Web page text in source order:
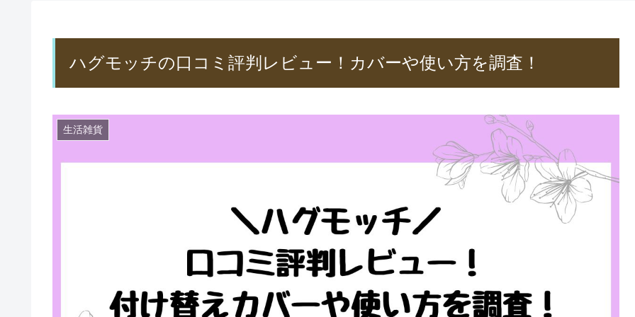
ハグモッチの口コミ評判レビュー！カバーや使い方を調査！
生活雑貨